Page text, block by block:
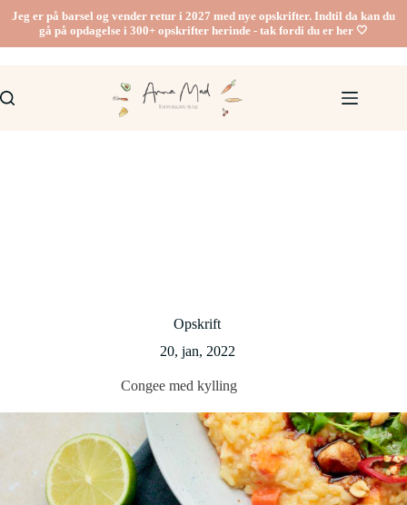
indhold
Jeg er på barsel og vender retur i 2027 med nye opskrifter. Indtil da kan du
gå på opdagelse i 300+ opskrifter herinde - tak fordi du er her 🤍
Opskrift
20, jan, 2022
Congee med kylling